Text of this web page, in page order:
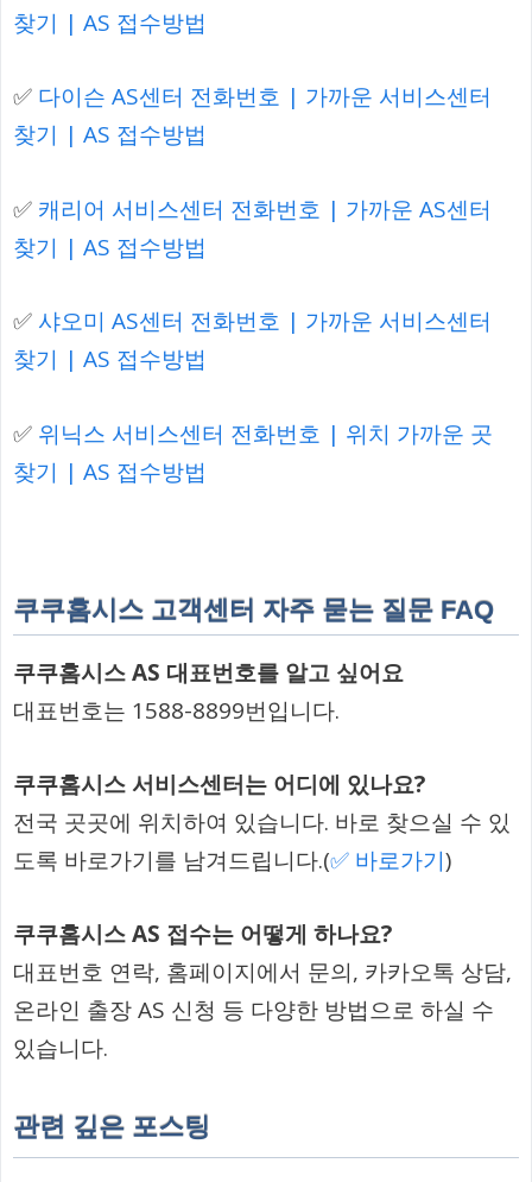
찾기 | AS 접수방법
✅ 다이슨 AS센터 전화번호 | 가까운 서비스센터
찾기 | AS 접수방법
✅ 캐리어 서비스센터 전화번호 | 가까운 AS센터
찾기 | AS 접수방법
✅ 샤오미 AS센터 전화번호 | 가까운 서비스센터
찾기 | AS 접수방법
✅ 위닉스 서비스센터 전화번호 | 위치 가까운 곳
찾기 | AS 접수방법
쿠쿠홈시스 고객센터 자주 묻는 질문 FAQ
쿠쿠홈시스 AS 대표번호를 알고 싶어요
대표번호는 1588-8899번입니다.
쿠쿠홈시스 서비스센터는 어디에 있나요?
전국 곳곳에 위치하여 있습니다. 바로 찾으실 수 있
도록 바로가기를 남겨드립니다.(✅ 바로가기)
쿠쿠홈시스 AS 접수는 어떻게 하나요?
대표번호 연락, 홈페이지에서 문의, 카카오톡 상담,
온라인 출장 AS 신청 등 다양한 방법으로 하실 수
있습니다.
관련 깊은 포스팅